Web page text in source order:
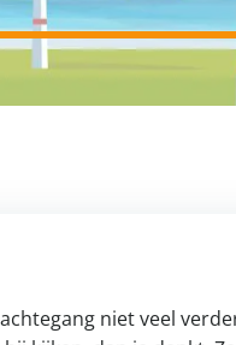
niet veel